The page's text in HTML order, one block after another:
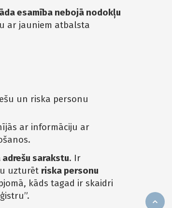
esamība nebojā nodokļu
ar jauniem atbalsta
un riska personu
ar informāciju ar
adrešu sarakstu. Ir
uzturēt riska personu
kāds tagad ir skaidri